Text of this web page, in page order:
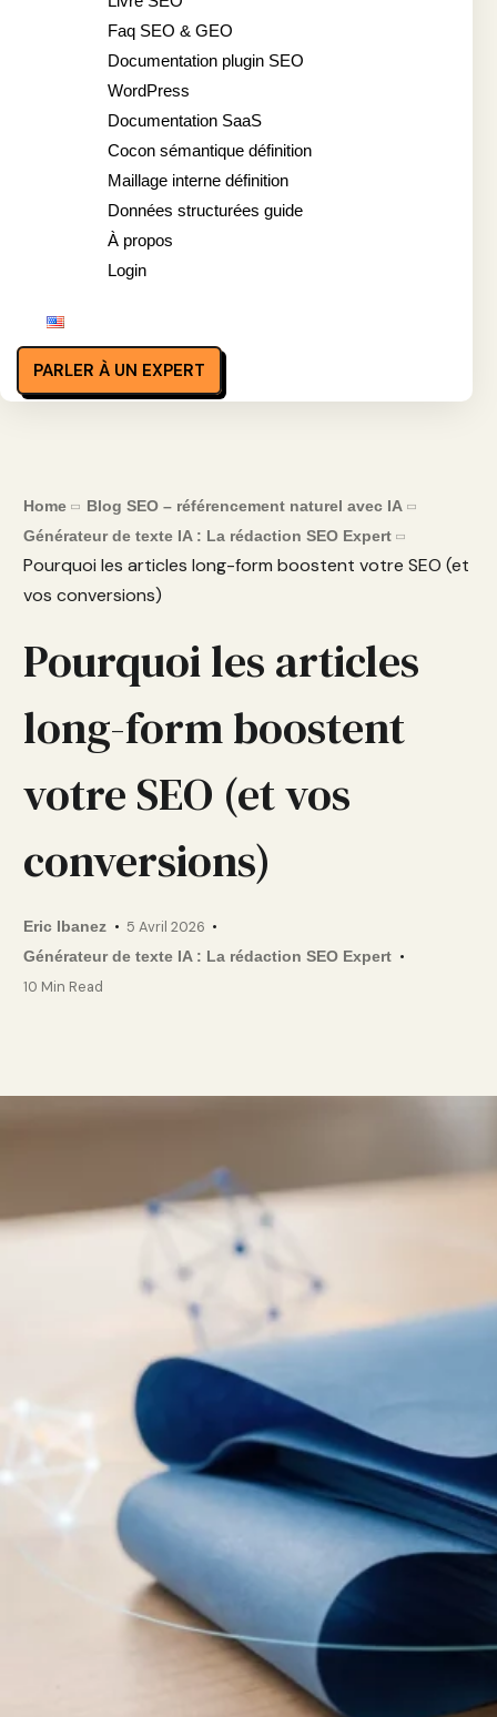
Faq SEO & GEO
Documentation plugin SEO
WordPress
Documentation SaaS
Cocon sémantique définition
Maillage interne définition
Données structurées guide
À propos
Login
PARLER À UN EXPERT
Home
Blog SEO – référencement naturel avec IA
Générateur de texte IA : La rédaction SEO Expert
Pourquoi les articles long-form boostent votre SEO (et
vos conversions)
Pourquoi les articles
long-form boostent
votre SEO (et vos
conversions)
Eric Ibanez 5 Avril 2026
Générateur de texte IA : La rédaction SEO Expert
10 Min Read